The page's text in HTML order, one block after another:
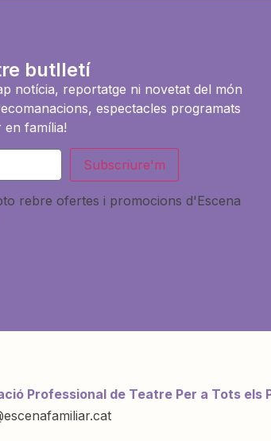
butlletí
notícia, reportatge ni novetat del món
espectacles programats
família!
Subscriure'm
rebre ofertes i promocions d'Escena
Professional de Teatre Per a Tots els